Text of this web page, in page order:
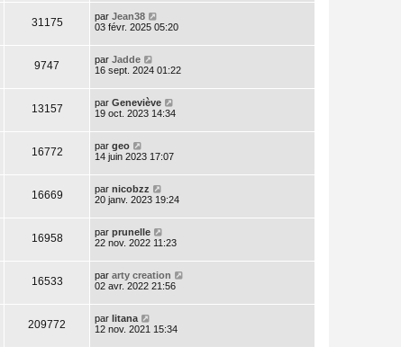
31175 par Jean38
03 févr. 2025 05:20
9747 par Jadde
16 sept. 2024 01:22
13157 par Geneviève
19 oct. 2023 14:34
16772 par geo
14 juin 2023 17:07
16669 par nicobzz
20 janv. 2023 19:24
16958 par prunelle
22 nov. 2022 11:23
16533 par arty creation
02 avr. 2022 21:56
209772 par litana
12 nov. 2021 15:34